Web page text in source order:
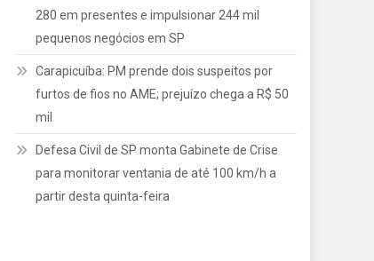
280 em presentes e impulsionar 244 mil
pequenos negócios em SP
Carapicuíba: PM prende dois suspeitos por
furtos de fios no AME; prejuízo chega a R$ 50
mil
Defesa Civil de SP monta Gabinete de Crise
para monitorar ventania de até 100 km/h a
partir desta quinta-feira